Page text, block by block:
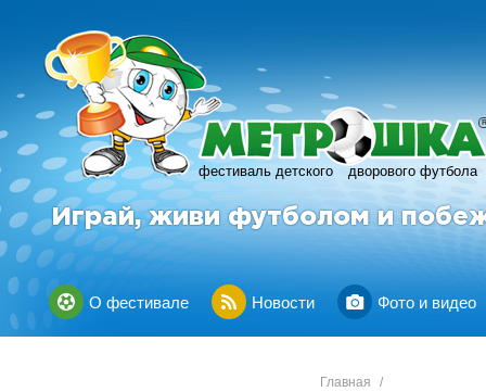
фестиваль детского дворового футбола
R
Играй, живи футболом и
О фестивале Новости Фото и видео
Главная /